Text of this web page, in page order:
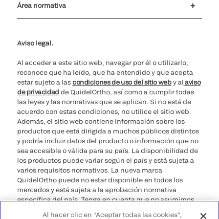
Área normativa
Aviso legal.
Al acceder a este sitio web, navegar por él o utilizarlo,
reconoce que ha leído, que ha entendido y que acepta
estar sujeto a lascondiciones de uso del sitio weby alaviso
de privacidad de QuidelOrtho, así como a cumplir todas
las leyes y las normativas que se aplican. Si no está de
acuerdo con estas condiciones, no utilice el sitio web.
Además, el sitio web contiene información sobre los
productos que está dirigida a muchos públicos distintos
y podría incluir datos del producto o información que no
sea accesible o válida para su país. La disponibilidad de
los productos puede variar según el país y está sujeta a
varios requisitos normativos. La nueva marca
QuidelOrtho puede no estar disponible en todos los
mercados y está sujeta a la aprobación normativa
específica del país. Tenga en cuenta que no asumimos
Al hacer clic en “Aceptar todas las cookies”,